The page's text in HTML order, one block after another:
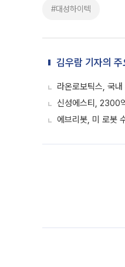
#대성하이텍
김우람 기자의 주
라온로보틱스, 국
신성에스티, 2300
에브리봇, 미 로봇